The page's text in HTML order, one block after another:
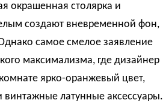
окрашенная столярка и
создают вневременной фон,
самое смелое заявление
максимализма, где дизайнер
ярко-оранжевый цвет,
винтажные латунные аксессуары.